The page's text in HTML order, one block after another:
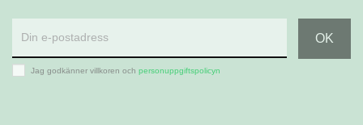
Jag godkänner villkoren och personuppgiftspolicyn